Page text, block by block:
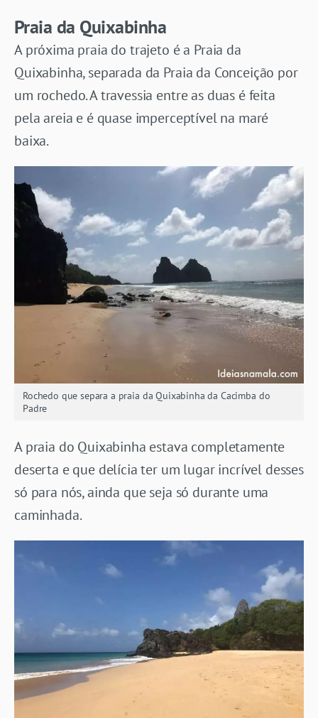
Praia da Quixabinha
A próxima praia do trajeto é a Praia da
Quixabinha, separada da Praia da Conceição por
um rochedo. A travessia entre as duas é feita
pela areia e é quase imperceptível na maré
baixa.
Rochedo que separa a praia da Quixabinha da Cacimba do
Padre
A praia do Quixabinha estava completamente
deserta e que delícia ter um lugar incrível desses
só para nós, ainda que seja só durante uma
caminhada.